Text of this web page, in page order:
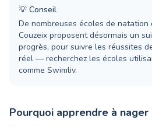
💡 Conseil
De nombreuses écoles de natation
Couzeix proposent désormais un
progrès, pour suivre les réussites
réel — recherchez les écoles
comme Swimliv.
Pourquoi apprendre à nager